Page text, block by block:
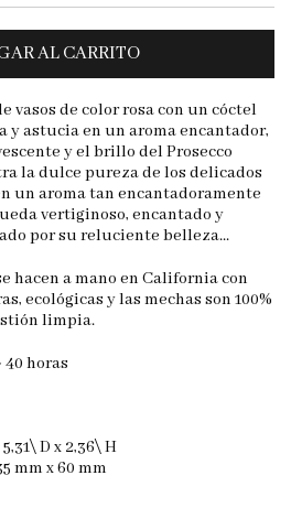
vasos de color rosa con un cóctel
y astucia en un aroma encantador,
y el brillo del Prosecco
la dulce pureza de los delicados
un aroma tan encantadoramente
vertiginoso, encantado y
por su reluciente belleza...
hacen a mano en California con
ecológicas y las mechas son 100%
limpia.
horas
D x 2,36\ H
mm x 60 mm